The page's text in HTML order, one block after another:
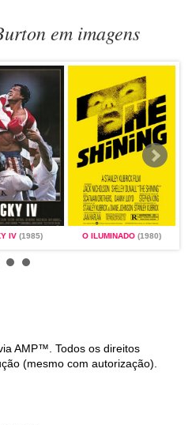
em imagens
IV (1985) O ILUMINADO (1980)
AMP™. Todos os direitos
(mesmo com autorização).